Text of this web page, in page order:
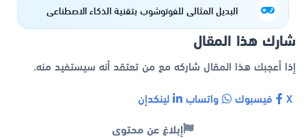
البديل المثالي للفوتوشوب بتقنية الذكاء الاصطناعي
شارك هذا المقال
إذا أعجبك هذا المقال شاركه مع من تعتقد أنه سيستفيد منه.
فيسبوك واتساب لينكدإن
إبلاغ عن محتوى